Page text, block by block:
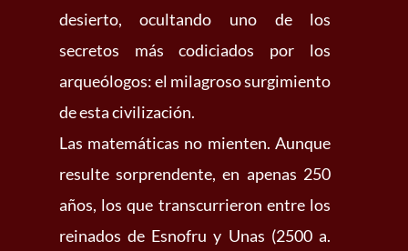
desierto, ocultando uno de los
secretos más codiciados por los
arqueólogos: el milagroso surgimiento
de esta civilización.
Las matemáticas no mienten. Aunque
resulte sorprendente, en apenas 250
años, los que transcurrieron entre los
reinados de Esnofru y Unas (2500 a.